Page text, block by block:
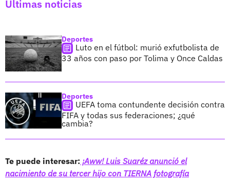
Últimas noticias
Deportes
Luto en el fútbol: murió exfutbolista de
33 años con paso por Tolima y Once Caldas
Deportes
UEFA toma contundente decisión contra
FIFA y todas sus federaciones; ¿qué
cambia?
Te puede interesar: ¡Aww! Luis Suaréz anunció el
nacimiento de su tercer hijo con TIERNA fotografía